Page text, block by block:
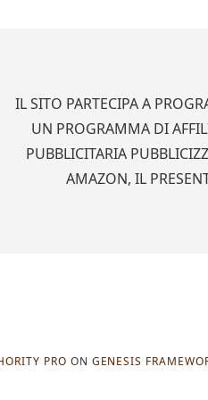
IL SITO PARTECIPA A
UN PROGRAMMA DI
PUBBLICITARIA
AMAZON, IL
PRO ON GENESIS